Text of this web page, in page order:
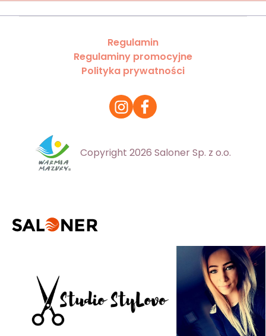
Regulamin
Regulaminy promocyjne
Polityka prywatności
Copyright 2026 Saloner Sp. z o.o.